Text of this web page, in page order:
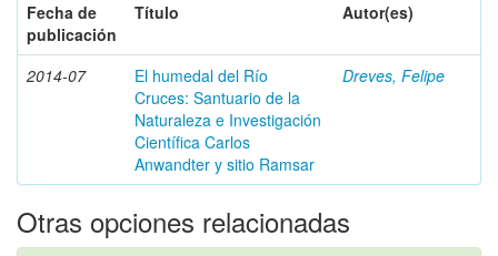
Fecha de
publicación
Título Autor(es)
2014-07
El humedal del Río
Cruces: Santuario de la
Naturaleza e Investigación
Científica Carlos
Anwandter y sitio Ramsar
Dreves, Felipe
Otras opciones relacionadas